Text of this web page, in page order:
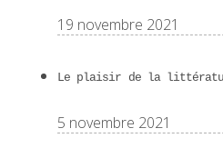
19 novembre 2021
Le plaisir de la
5 novembre 2021